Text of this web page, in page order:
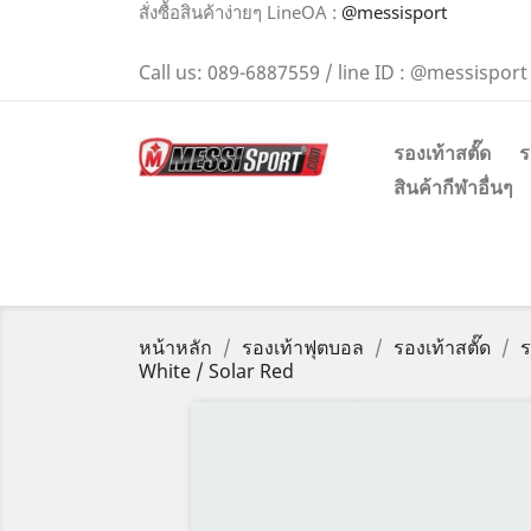
สั่งซื้อสินค้าง่ายๆ LineOA : @messisport
Call us: 089-6887559 / line ID : @messisport
รองเท้าสตั๊ด
สินค้ากีฬาอื่นๆ
หน้าหลัก รองเท้าฟุตบอล รองเท้าสตั๊ด
White / Solar Red